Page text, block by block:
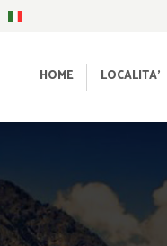
HOME LOCALITA’